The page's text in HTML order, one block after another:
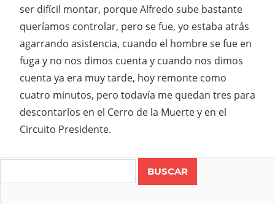
ser difícil montar, porque Alfredo sube bastante
queríamos controlar, pero se fue, yo estaba atrás
agarrando asistencia, cuando el hombre se fue en
fuga y no nos dimos cuenta y cuando nos dimos
cuenta ya era muy tarde, hoy remonte como
cuatro minutos, pero todavía me quedan tres para
descontarlos en el Cerro de la Muerte y en el
Circuito Presidente.